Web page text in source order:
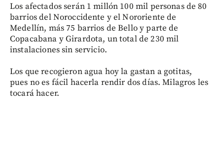
Los afectados serán 1 millón 100 mil personas de 80
barrios del Noroccidente y el Nororiente de
Medellín, más 75 barrios de Bello y parte de
Copacabana y Girardota, un total de 230 mil
instalaciones sin servicio.
Los que recogieron agua hoy la gastan a gotitas,
pues no es fácil hacerla rendir dos días. Milagros les
tocará hacer.